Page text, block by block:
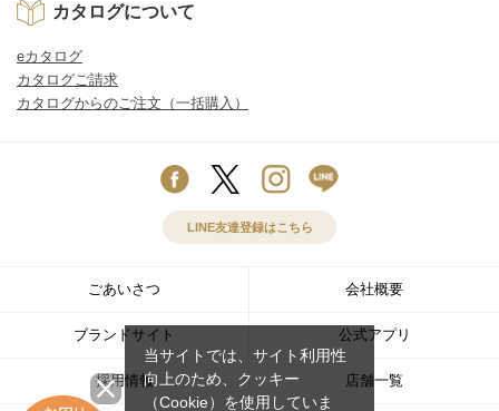
カタログについて
eカタログ
カタログご請求
カタログからのご注文（一括購入）
LINE友達登録はこちら
ごあいさつ 会社概要
ブランドサイト 公式アプリ
採用情報 店舗一覧
当サイトでは、サイト利用性
向上のため、クッキー
（Cookie）を使用していま